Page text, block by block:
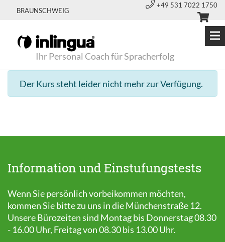
BRAUNSCHWEIG
+49 531 7022 1750
Ihr Personal Coach für Spracherfolg
Der Kurs steht leider nicht mehr zur Verfügung.
Information und Einstufungstests
Wenn Sie persönlich vorbeikommen möchten,
kommen Sie bitte zu uns in die Münchenstraße 12.
Unsere Bürozeiten sind Montag bis Donnerstag 08.30
- 16.00 Uhr, Freitag von 08.30 bis 13.00 Uhr.